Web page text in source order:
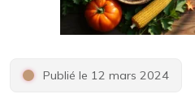
Publié le 12 mars 2024